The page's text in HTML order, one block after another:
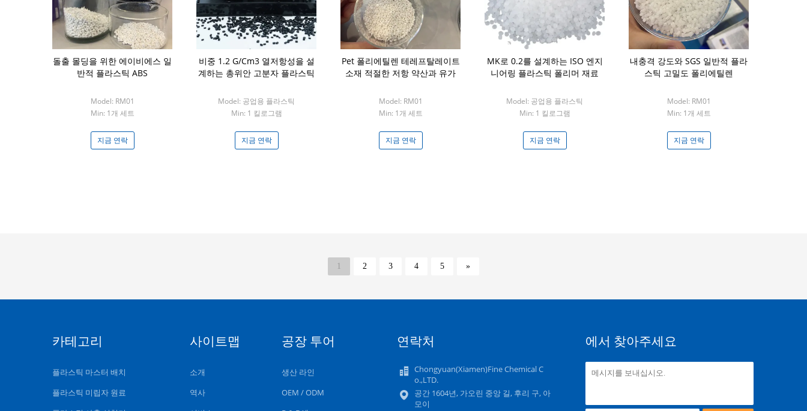
돌출 몰딩을 위한 에이비에스 일
반적 플라스틱 ABS
Model: RM01
Min: 1개 세트
지금 연락
비중 1.2 G/Cm3 열저항성을 설
계하는 총위안 고분자 플라스틱
Model: 공업용 플라스틱
Min: 1 킬로그램
지금 연락
Pet 폴리에틸렌 테레프탈레이트
소재 적절한 저항 약산과 유가
Model: RM01
Min: 1개 세트
지금 연락
MK로 0.2를 설계하는 ISO 엔지
니어링 플라스틱 폴리머 재료
Model: 공업용 플라스틱
Min: 1 킬로그램
지금 연락
내충격 강도와 SGS 일반적 플라
스틱 고밀도 폴리에틸렌
Model: RM01
Min: 1개 세트
지금 연락
1 2 3 4 5 »
카테고리
플라스틱 마스터 배치
플라스틱 미립자 원료
사이트맵
소개
역사
공장 투어
생산 라인
OEM / ODM
연락처
Chongyuan(Xiamen)Fine Chemical C
o.,LTD.
공간 1604년, 가오린 중앙 길, 후리 구, 아
모이
에서 찾아주세요